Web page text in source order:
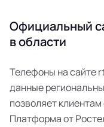
Официальный
в области
Телефоны на сайте
данные
позволяет
Платформа от